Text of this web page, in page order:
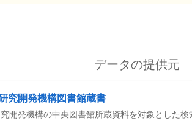
データの提供元
究開発機構図書館蔵書
開発機構の中央図書館所蔵資料を対象とした